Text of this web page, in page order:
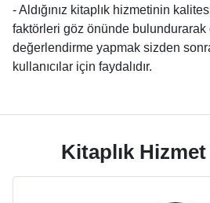
- Aldığınız kitaplık hizmetinin
faktörleri göz önünde
değerlendirme yapmak sizden
kullanıcılar için faydalıdır.
Kitaplık